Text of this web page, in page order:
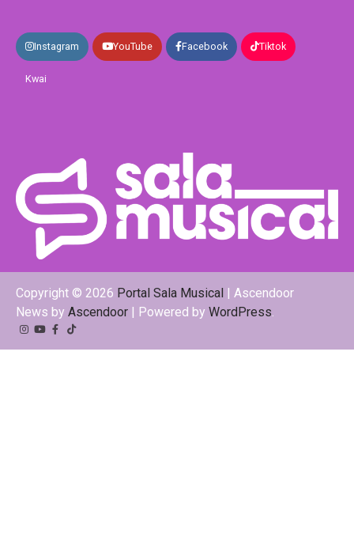
Instagram YouTube Facebook Tiktok
Kwai
Copyright © 2026 Portal Sala Musical
| Ascendoor
News by Ascendoor | Powered by WordPress.
Instagram
YouTube
Facebook
Tiktok